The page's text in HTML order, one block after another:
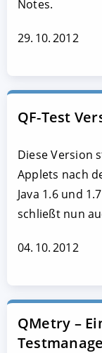
Notes.
29. 10. 2012
QF-Test
Diese Version
Applets nach
Java 1.6 und
schließt nun
04. 10. 2012
QMetry –